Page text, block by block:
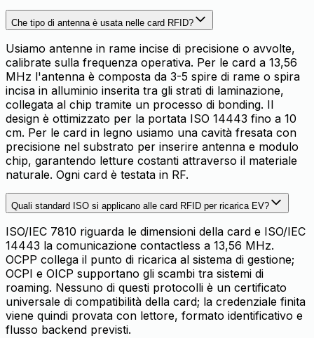
Che tipo di antenna è usata nelle card RFID?
Usiamo antenne in rame incise di precisione o avvolte,
calibrate sulla frequenza operativa. Per le card a 13,56
MHz l'antenna è composta da 3-5 spire di rame o spira
incisa in alluminio inserita tra gli strati di laminazione,
collegata al chip tramite un processo di bonding. Il
design è ottimizzato per la portata ISO 14443 fino a 10
cm. Per le card in legno usiamo una cavità fresata con
precisione nel substrato per inserire antenna e modulo
chip, garantendo letture costanti attraverso il materiale
naturale. Ogni card è testata in RF.
Quali standard ISO si applicano alle card RFID per ricarica EV?
ISO/IEC 7810 riguarda le dimensioni della card e ISO/IEC
14443 la comunicazione contactless a 13,56 MHz.
OCPP collega il punto di ricarica al sistema di gestione;
OCPI e OICP supportano gli scambi tra sistemi di
roaming. Nessuno di questi protocolli è un certificato
universale di compatibilità della card; la credenziale finita
viene quindi provata con lettore, formato identificativo e
flusso backend previsti.